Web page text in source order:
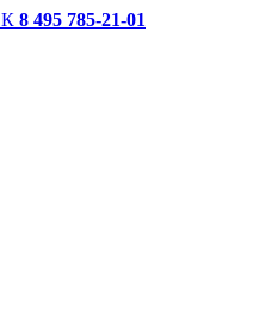
8 495 785-21-01